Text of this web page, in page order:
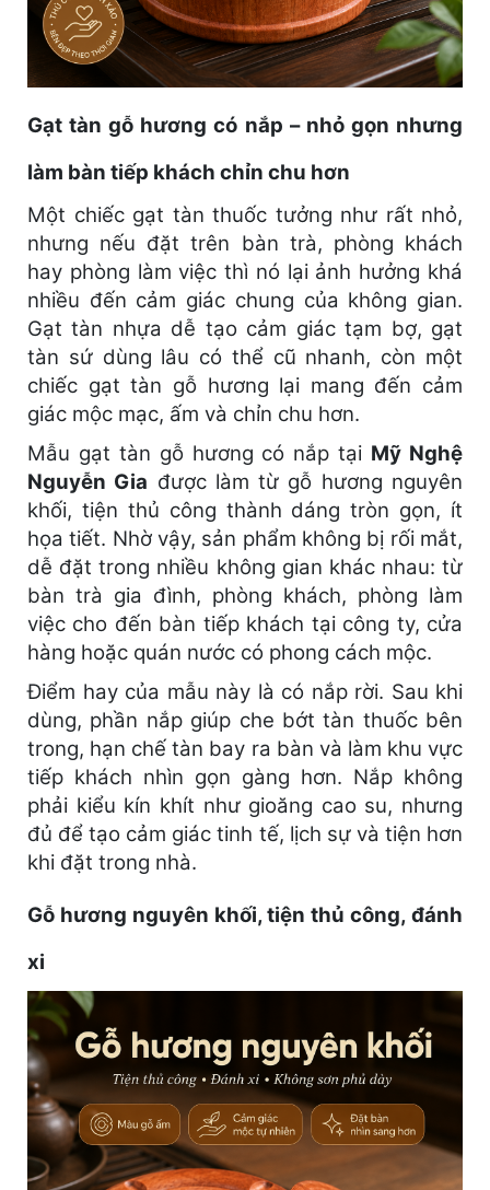
Gạt tàn gỗ hương có nắp – nhỏ gọn nhưng
làm bàn tiếp khách chỉn chu hơn
Một chiếc gạt tàn thuốc tưởng như rất nhỏ,
nhưng nếu đặt trên bàn trà, phòng khách
hay phòng làm việc thì nó lại ảnh hưởng khá
nhiều đến cảm giác chung của không gian.
Gạt tàn nhựa dễ tạo cảm giác tạm bợ, gạt
tàn sứ dùng lâu có thể cũ nhanh, còn một
chiếc gạt tàn gỗ hương lại mang đến cảm
giác mộc mạc, ấm và chỉn chu hơn.
Mẫu gạt tàn gỗ hương có nắp tại Mỹ Nghệ
Nguyễn Gia được làm từ gỗ hương nguyên
khối, tiện thủ công thành dáng tròn gọn, ít
họa tiết. Nhờ vậy, sản phẩm không bị rối mắt,
dễ đặt trong nhiều không gian khác nhau: từ
bàn trà gia đình, phòng khách, phòng làm
việc cho đến bàn tiếp khách tại công ty, cửa
hàng hoặc quán nước có phong cách mộc.
Điểm hay của mẫu này là có nắp rời. Sau khi
dùng, phần nắp giúp che bớt tàn thuốc bên
trong, hạn chế tàn bay ra bàn và làm khu vực
tiếp khách nhìn gọn gàng hơn. Nắp không
phải kiểu kín khít như gioăng cao su, nhưng
đủ để tạo cảm giác tinh tế, lịch sự và tiện hơn
khi đặt trong nhà.
Gỗ hương nguyên khối, tiện thủ công, đánh
xi